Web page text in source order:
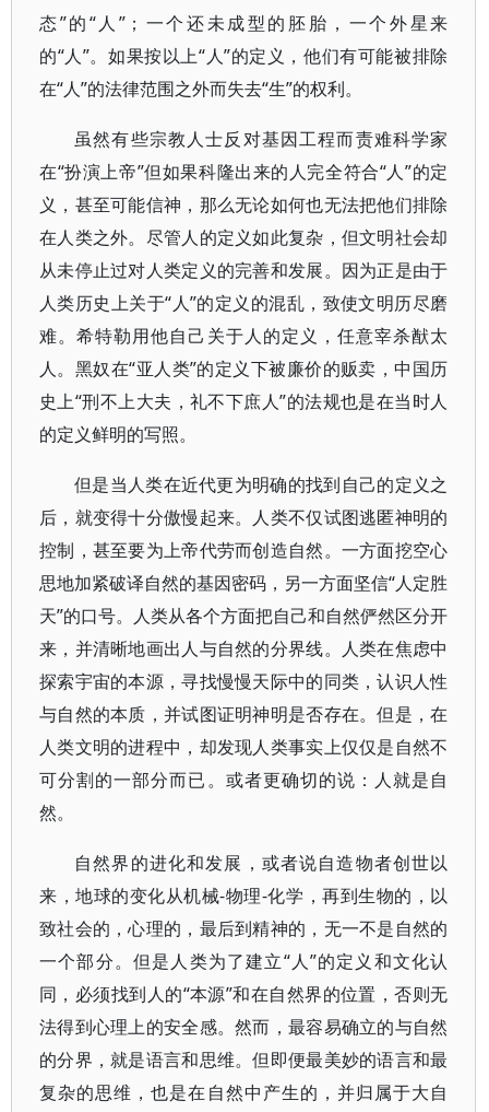
态”的“人”；一个还未成型的胚胎，一个外星来
的“人”。如果按以上“人”的定义，他们有可能被排除
在“人”的法律范围之外而失去“生”的权利。
虽然有些宗教人士反对基因工程而责难科学家
在“扮演上帝”但如果科隆出来的人完全符合“人”的定
义，甚至可能信神，那么无论如何也无法把他们排除
在人类之外。尽管人的定义如此复杂，但文明社会却
从未停止过对人类定义的完善和发展。因为正是由于
人类历史上关于“人”的定义的混乱，致使文明历尽磨
难。希特勒用他自己关于人的定义，任意宰杀猷太
人。黑奴在“亚人类”的定义下被廉价的贩卖，中国历
史上“刑不上大夫，礼不下庶人”的法规也是在当时人
的定义鲜明的写照。
但是当人类在近代更为明确的找到自己的定义之
后，就变得十分傲慢起来。人类不仅试图逃匿神明的
控制，甚至要为上帝代劳而创造自然。一方面挖空心
思地加紧破译自然的基因密码，另一方面坚信“人定胜
天”的口号。人类从各个方面把自己和自然俨然区分开
来，并清晰地画出人与自然的分界线。人类在焦虑中
探索宇宙的本源，寻找慢慢天际中的同类，认识人性
与自然的本质，并试图证明神明是否存在。但是，在
人类文明的进程中，却发现人类事实上仅仅是自然不
可分割的一部分而已。或者更确切的说：人就是自
然。
自然界的进化和发展，或者说自造物者创世以
来，地球的变化从机械-物理-化学，再到生物的，以
致社会的，心理的，最后到精神的，无一不是自然的
一个部分。但是人类为了建立“人”的定义和文化认
同，必须找到人的“本源”和在自然界的位置，否则无
法得到心理上的安全感。然而，最容易确立的与自然
的分界，就是语言和思维。但即便最美妙的语言和最
复杂的思维，也是在自然中产生的，并归属于大自